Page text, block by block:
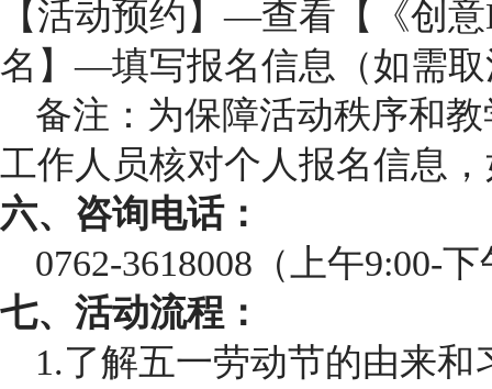
【活动预约】—查看【《创
名】—填写报名信息（如需取
备注：为保障活动秩序和
工作人员核对个人报名信息
六、咨询电话：
0762-3618008（上午9:00-
七、活动流程：
1.了解五一劳动节的由来和